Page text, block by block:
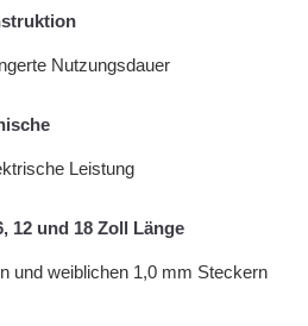
Nutzungsdauer
Leistung
12 und 18 Zoll Länge
und weiblichen 1,0 mm Steckern